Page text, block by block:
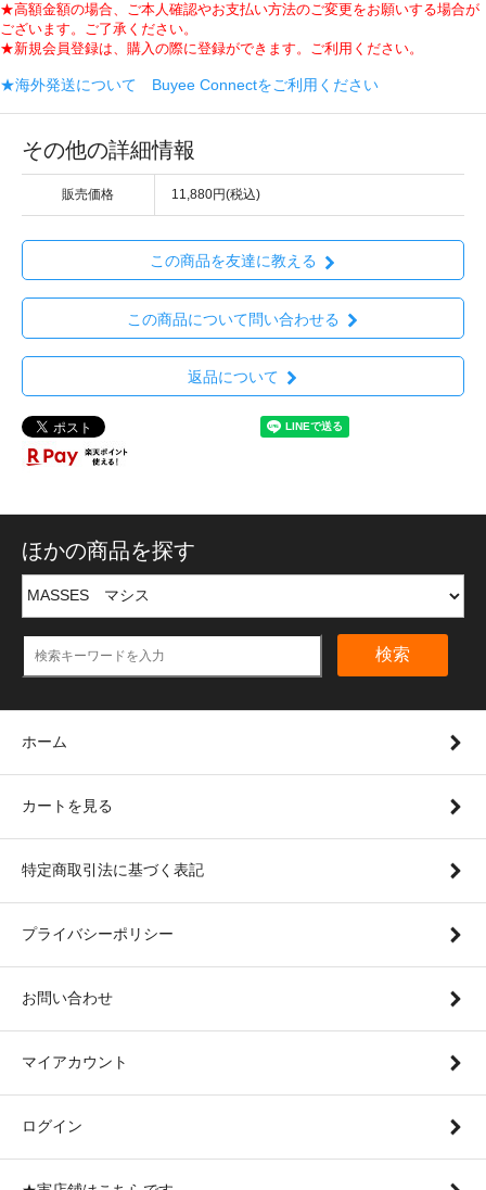
★高額金額の場合、ご本人確認やお支払い方法のご変更をお願いする場合が
ございます。ご了承ください。
★新規会員登録は、購入の際に登録ができます。ご利用ください。
★海外発送について Buyee Connectをご利用ください
その他の詳細情報
販売価格 11,880円(税込)
この商品を友達に教える
この商品について問い合わせる
返品について
ほかの商品を探す
検索
ホーム
カートを見る
特定商取引法に基づく表記
プライバシーポリシー
お問い合わせ
マイアカウント
ログイン